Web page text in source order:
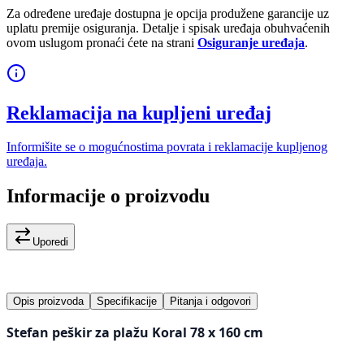
Za određene uređaje dostupna je opcija produžene garancije uz
uplatu premije osiguranja. Detalje i spisak uređaja obuhvaćenih
ovom uslugom pronaći ćete na strani Osiguranje uređaja.
Reklamacija na kupljeni uređaj
Informišite se o mogućnostima povrata i reklamacije kupljenog
uređaja.
Informacije o proizvodu
Uporedi
Opis proizvoda Specifikacije Pitanja i odgovori
Stefan peškir za plažu Koral 78 x 160 cm